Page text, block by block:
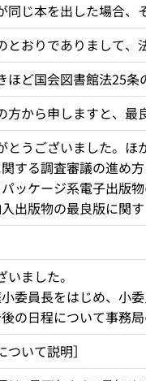
同じ本を出した場合、
とおりでありまして、
ほど国会図書館法25条
方から申しますと、最
とうございました。ほ
関する調査審議の進め
パッケージ系電子出版
入出版物の最良版に関
いました。
小委員長をはじめ、小
後の日程について事務
ついて説明］